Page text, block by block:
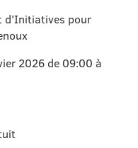
d'Initiatives pour
2026 de 09:00 à